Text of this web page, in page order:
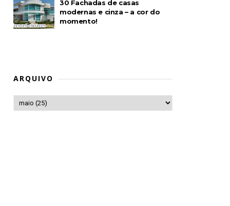
30 Fachadas de casas
modernas e cinza – a cor do
momento!
ARQUIVO